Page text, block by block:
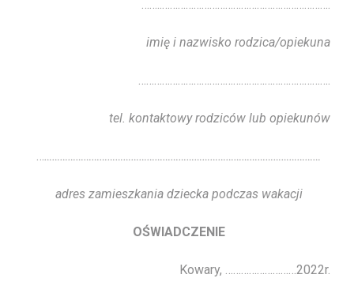
imię i nazwisko rodzica/opiekuna
tel. kontaktowy rodziców lub opiekunów
adres zamieszkania dziecka podczas wakacji
OŚWIADCZENIE
Kowary, ………………………2022r.